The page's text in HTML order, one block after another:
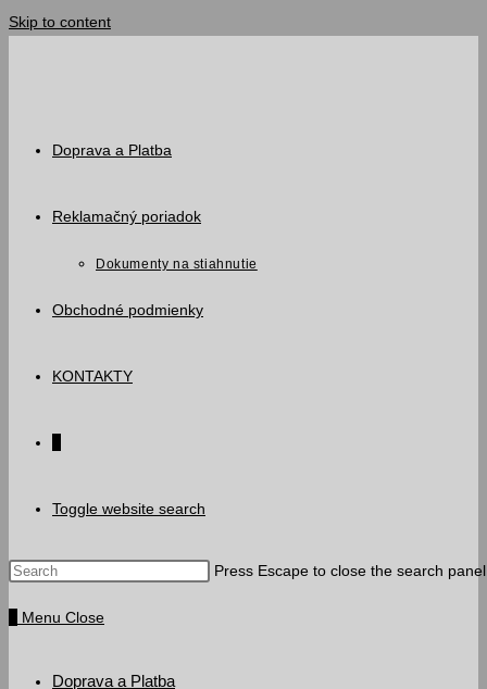
Skip to content
Doprava a Platba
Reklamačný poriadok
Dokumenty na stiahnutie
Obchodné podmienky
KONTAKTY
Toggle website search
Press Escape to close the search
Menu Close
Doprava a Platba